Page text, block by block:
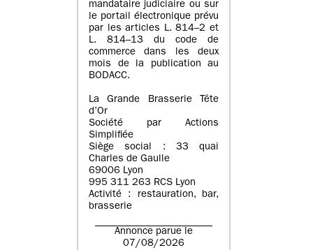
mandataire judiciaire ou sur
le portail électronique prévu
par les articles L. 814–2 et
L. 814–13 du code de
commerce dans les deux
mois de la publication au
BODACC.
La Grande Brasserie Tête
d’Or
Société par Actions
Simplifiée
Siège social : 33 quai
Charles de Gaulle
69006 Lyon
995 311 263 RCS Lyon
Activité : restauration, bar,
brasserie
Annonce parue le
07/08/2026